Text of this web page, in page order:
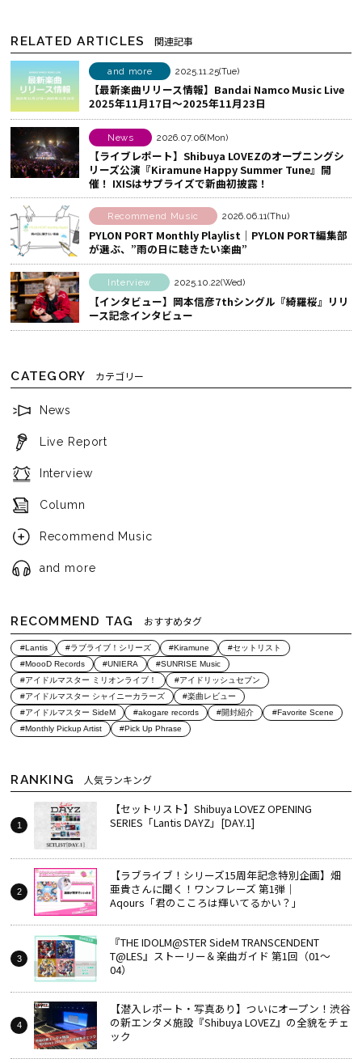
ア
る
b
o
o
k
で
シ
ェ
ア
す
る
シ
ェ
ア
る
RELATED ARTICLES 関連記事
and more 2025.11.25(Tue)
【最新楽曲リリース情報】Bandai Namco Music Live
2025年11月17日～2025年11月23日
News 2026.07.06(Mon)
【ライブレポート】Shibuya LOVEZのオープニングシ
リーズ公演『Kiramune Happy Summer Tune』開
催！ IXISはサプライズで新曲初披露！
Recommend Music 2026.06.11(Thu)
PYLON PORT Monthly Playlist│PYLON PORT編集部
が選ぶ、”雨の日に聴きたい楽曲”
Interview 2025.10.22(Wed)
【インタビュー】岡本信彦7thシングル『綺羅桜』リリ
ース記念インタビュー
CATEGORY カテゴリー
News
Live Report
Interview
Column
Recommend Music
and more
RECOMMEND TAG おすすめタグ
#Lantis #ラブライブ！シリーズ #Kiramune
#セットリスト
#MoooD Records
#UNIERA
#SUNRISE Music
#アイドルマスター ミリオンライブ！
#アイドリッシュセブン
#アイドルマスター シャイニーカラーズ
#楽曲レビュー
#アイドルマスター SideM
#akogare records #開封紹介
#Favorite Scene
#Monthly Pickup Artist
#Pick Up Phrase
RANKING 人気ランキング
【セットリスト】Shibuya LOVEZ OPENING
SERIES「Lantis DAYZ」[DAY.1]
【ラブライブ！シリーズ15周年記念特別企画】畑
亜貴さんに聞く！ワンフレーズ 第1弾｜
Aqours「君のこころは輝いてるかい？」
『THE IDOLM@STER SideM TRANSCENDENT
T@LES』ストーリー＆楽曲ガイド 第1回（01～
04）
【潜入レポート・写真あり】ついにオープン！渋谷
の新エンタメ施設『Shibuya LOVEZ』の全貌をチェ
ック